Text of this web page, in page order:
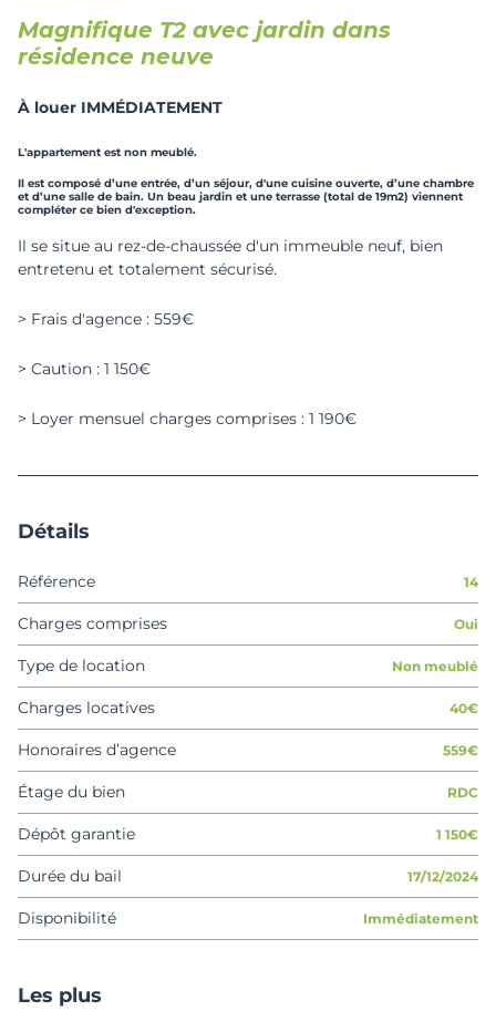
Magnifique T2 avec jardin dans
résidence neuve
À louer IMMÉDIATEMENT
L'appartement est non meublé.
Il est composé d’une entrée, d’un séjour, d'une cuisine ouverte, d’une chambre
et d’une salle de bain. Un beau jardin et une terrasse (total de 19m2) viennent
compléter ce bien d'exception.
Il se situe au rez-de-chaussée d'un immeuble neuf, bien
entretenu et totalement sécurisé.
> Frais d'agence : 559€
> Caution : 1 150€
> Loyer mensuel charges comprises : 1 190€
Détails
Référence 14
Charges comprises Oui
Type de location Non meublé
Charges locatives 40€
Honoraires d’agence 559€
Étage du bien RDC
Dépôt garantie 1 150€
Durée du bail 17/12/2024
Disponibilité Immédiatement
Les plus